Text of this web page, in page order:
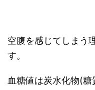
空腹を感じてしまう
す。
血糖値は炭水化物(